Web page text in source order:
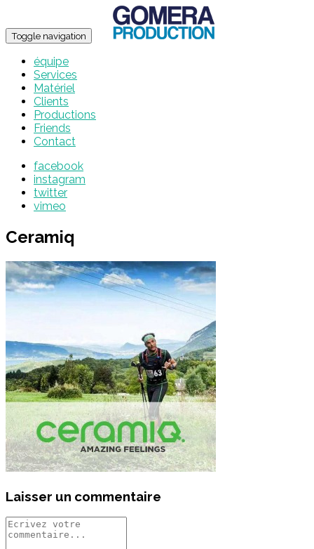
Toggle navigation
équipe
Services
Matériel
Clients
Productions
Friends
Contact
facebook
instagram
twitter
vimeo
Ceramiq
Laisser un commentaire